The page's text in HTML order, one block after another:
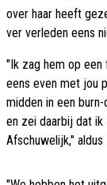
over haar heeft
ver verleden eens
"Ik zag hem op een
eens even met jou
midden in een
en zei daarbij dat
Afschuwelijk," aldus